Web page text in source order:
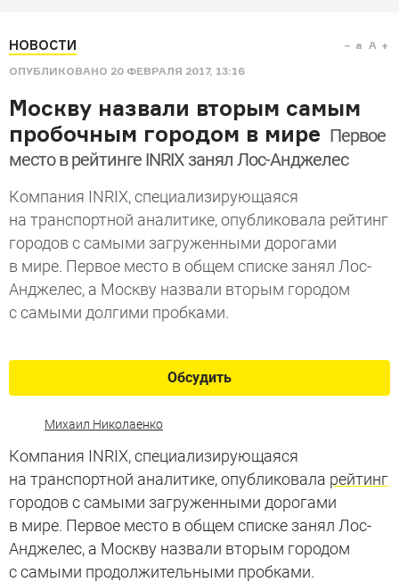
НОВОСТИ
ОПУБЛИКОВАНО 20 ФЕВРАЛЯ 2017, 13:16
a A
Москву назвали вторым самым
пробочным городом в мире Первое
место в рейтинге INRIX занял Лос-Анджелес
Компания INRIX, специализирующаяся
на транспортной аналитике, опубликовала рейтинг
городов с самыми загруженными дорогами
в мире. Первое место в общем списке занял Лос-
Анджелес, а Москву назвали вторым городом
с самыми долгими пробками.
Обсудить
Михаил Николаенко
Компания INRIX, специализирующаяся
на транспортной аналитике, опубликовала рейтинг
городов с самыми загруженными дорогами
в мире. Первое место в общем списке занял Лос-
Анджелес, а Москву назвали вторым городом
с самыми продолжительными пробками.